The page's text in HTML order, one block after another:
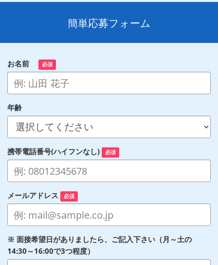
簡単応募フォーム
お名前 必須
年齢
携帯電話番号(ハイフンなし) 必須
メールアドレス 必須
※ 面接希望日がありましたら、ご記入下さい（月～土の
14:30～16:00で3つ程度）